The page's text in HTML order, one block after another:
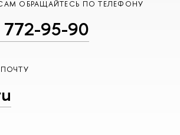
ОБРАЩАЙТЕСЬ ПО ТЕЛЕФОНУ
95-90